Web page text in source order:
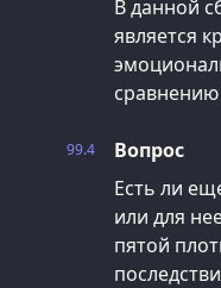
В данной
является
99.4
Вопрос
Есть ли
или для
пятой